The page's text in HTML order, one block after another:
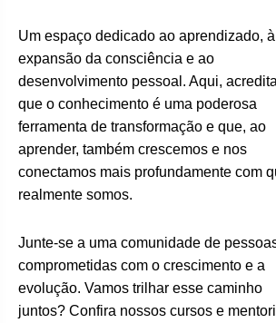
Um espaço dedicado ao aprendizado, à
expansão da consciência e ao
desenvolvimento pessoal. Aqui,
que o conhecimento é uma poderosa
ferramenta de transformação e que, ao
aprender, também crescemos e nos
conectamos mais profundamente com
realmente somos.
Junte-se a uma comunidade de
comprometidas com o crescimento e a
evolução. Vamos trilhar esse caminho
juntos? Confira nossos cursos e